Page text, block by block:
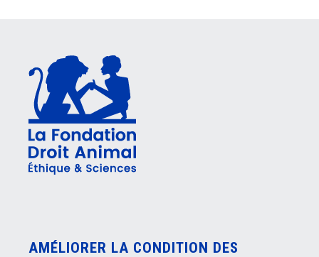
AMÉLIORER LA CONDITION DES